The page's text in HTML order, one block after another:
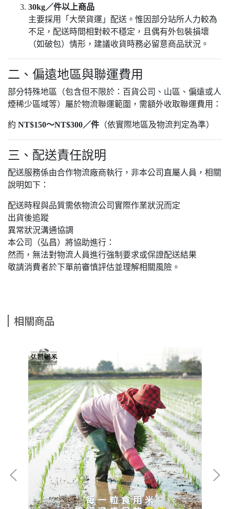
30kg／件以上商品
主要採用「大榮貨運」配送。惟因部分站所人力較為
不足，配送時間相對較不穩定，且偶有外包裝損壞
（如破包）情形，建議收貨時務必留意商品狀況。
二、偏遠地區與聯運費用
部分特殊地區（包含但不限於：百貨公司、山區、偏遠或人
煙稀少區域等）屬於物流聯運範圍，需額外收取聯運費用：
約 NT$150～NT$300／件 （依實際地區及物流判定為準）
三、配送責任說明
配送服務係由合作物流廠商執行，非本公司直屬人員，相關
說明如下：
配送時程與品質需依物流公司實際作業狀況而定
出貨後追蹤
異常狀況溝通協調
本公司（弘昌）將協助進行：
然而，無法對物流人員進行強制要求或保證配送結果
敬請消費者於下單前審慎評估並理解相關風險。
相關商品